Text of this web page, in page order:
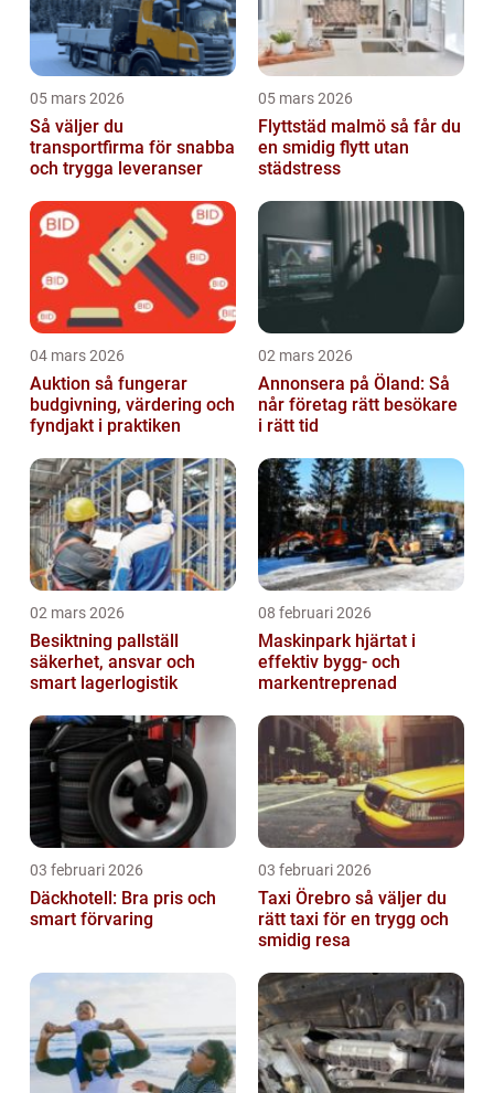
05 mars 2026
Så väljer du
transportfirma för snabba
och trygga leveranser
05 mars 2026
Flyttstäd malmö så får du
en smidig flytt utan
städstress
04 mars 2026
Auktion så fungerar
budgivning, värdering och
fyndjakt i praktiken
02 mars 2026
Annonsera på Öland: Så
når företag rätt besökare
i rätt tid
02 mars 2026
Besiktning pallställ
säkerhet, ansvar och
smart lagerlogistik
08 februari 2026
Maskinpark hjärtat i
effektiv bygg- och
markentreprenad
03 februari 2026
Däckhotell: Bra pris och
smart förvaring
03 februari 2026
Taxi Örebro så väljer du
rätt taxi för en trygg och
smidig resa